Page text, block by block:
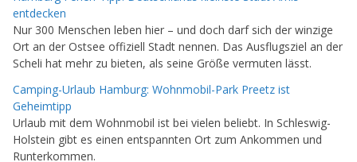
entdecken
Nur 300 Menschen leben hier – und doch darf sich der winzige
Ort an der Ostsee offiziell Stadt nennen. Das Ausflugsziel an der
Scheli hat mehr zu bieten, als seine Größe vermuten lässt.
Camping-Urlaub Hamburg: Wohnmobil-Park Preetz ist
Geheimtipp
Urlaub mit dem Wohnmobil ist bei vielen beliebt. In Schleswig-
Holstein gibt es einen entspannten Ort zum Ankommen und
Runterkommen.